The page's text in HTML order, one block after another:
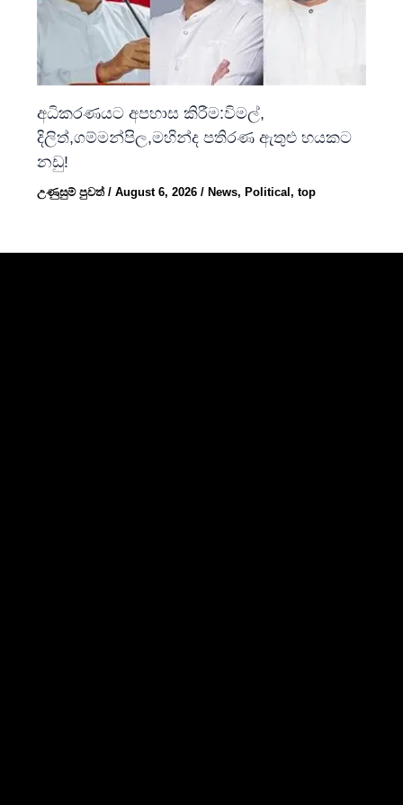
අධිකරණයට අපහාස කිරීම:විමල්,
දිලිත්,ගම්මන්පිල,මහින්ද පතිරණ ඇතුළු හයකට
නඩු!
උණුසුම් පුවත්/August 6, 2026/News,Political,top